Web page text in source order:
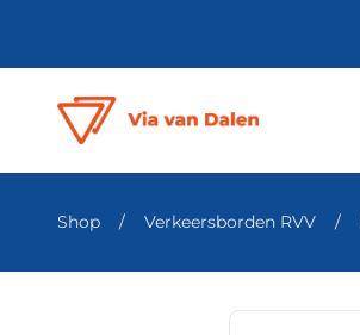
Shop / Verkeersborden RVV /